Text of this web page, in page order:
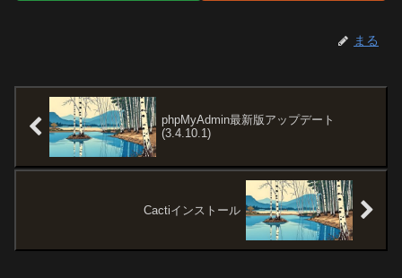
まる
phpMyAdmin最新版アップデート
(3.4.10.1)
Cactiインストール